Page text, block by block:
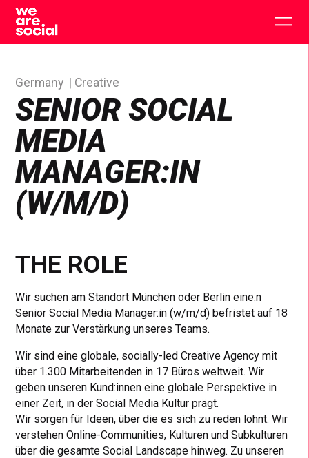
Skip
content
SENIOR SOCIAL
MEDIA
MANAGER:IN
(W/M/D)
Germany Creative
THE ROLE
Wir suchen am Standort München oder Berlin eine:n
Senior Social Media Manager:in (w/m/d) befristet auf 18
Monate zur Verstärkung unseres Teams.
Wir sind eine globale, socially-led Creative Agency mit
über 1.300 Mitarbeitenden in 17 Büros weltweit. Wir
geben unseren Kund:innen eine globale Perspektive in
einer Zeit, in der Social Media Kultur prägt.
Wir sorgen für Ideen, über die es sich zu reden lohnt. Wir
verstehen Online-Communities, Kulturen und Subkulturen
über die gesamte Social Landscape hinweg. Zu unseren